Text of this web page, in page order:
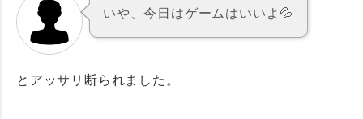
いや、今日はゲームはいいよ💦
とアッサリ断られました。